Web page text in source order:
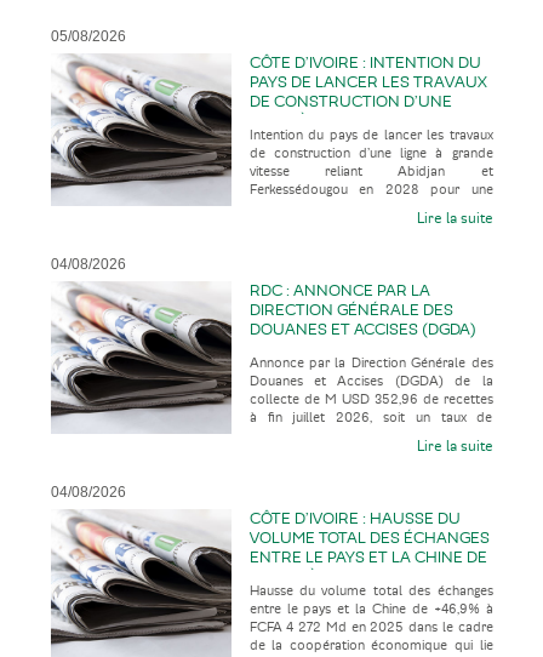
05/08/2026
CÔTE D’IVOIRE : INTENTION DU
PAYS DE LANCER LES TRAVAUX
DE CONSTRUCTION D’UNE
RELIANT ABIDJAN ET
FERKESSÉDOUGOU EN 2028
POUR UNE MISE EN SERVICE EN
2035
Intention du pays de lancer les travaux
de construction d’une ligne à grande
vitesse reliant Abidjan et
Ferkessédougou en 2028 pour une
Lire la suite
04/08/2026
RDC : ANNONCE PAR LA
DIRECTION GÉNÉRALE DES
DOUANES ET ACCISES (DGDA)
352,96 DE RECETTES À FIN
JUILLET 2026
Annonce par la Direction Générale des
Douanes et Accises (DGDA) de la
collecte de M USD 352,96 de recettes
à fin juillet 2026, soit un taux de
Lire la suite
04/08/2026
CÔTE D’IVOIRE : HAUSSE DU
VOLUME TOTAL DES ÉCHANGES
ENTRE LE PAYS ET LA CHINE DE
2025 DANS LE CADRE DE LA
COOPÉRATION ÉCONOMIQUE
QUI LIE LES DEUX PAYS
Hausse du volume total des échanges
entre le pays et la Chine de +46,9% à
FCFA 4 272 Md en 2025 dans le cadre
de la coopération économique qui lie